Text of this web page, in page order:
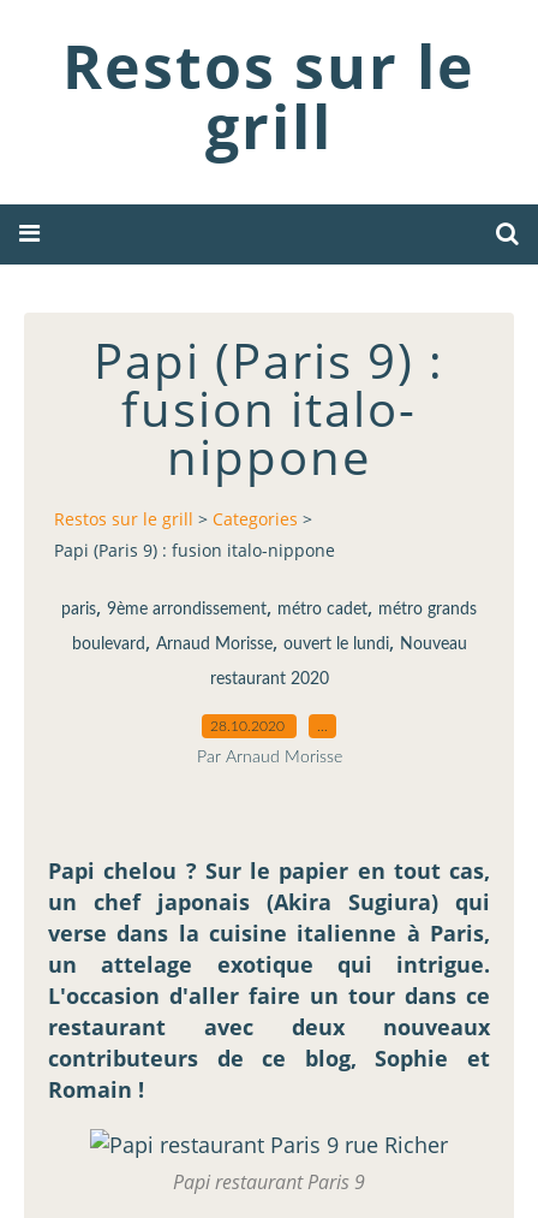
Restos sur le
grill
Papi (Paris 9) :
fusion italo-
nippone
Restos sur le grill > Categories >
Papi (Paris 9) : fusion italo-nippone
paris, 9ème arrondissement, métro cadet, métro grands
boulevard , Arnaud Morisse, ouvert le lundi, Nouveau
restaurant 2020
28.10.2020
Par Arnaud Morisse
Papi chelou ? Sur le papier en tout cas,
un chef japonais (Akira Sugiura) qui
verse dans la cuisine italienne à Paris,
un attelage exotique qui intrigue.
L'occasion d'aller faire un tour dans ce
restaurant avec deux nouveaux
contributeurs de ce blog, Sophie et
Romain !
Papi restaurant Paris 9